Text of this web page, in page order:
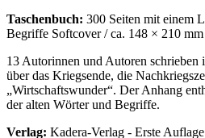
Taschenbuch: 300 Seiten mit einem
Begriffe Softcover / ca. 148 × 210
13 Autorinnen und Autoren schrieben
über das Kriegsende, die
Wirtschaftswunder . Der Anhang
der alten Wörter und Begriffe.
Verlag: Kadera-Verlag - Erste